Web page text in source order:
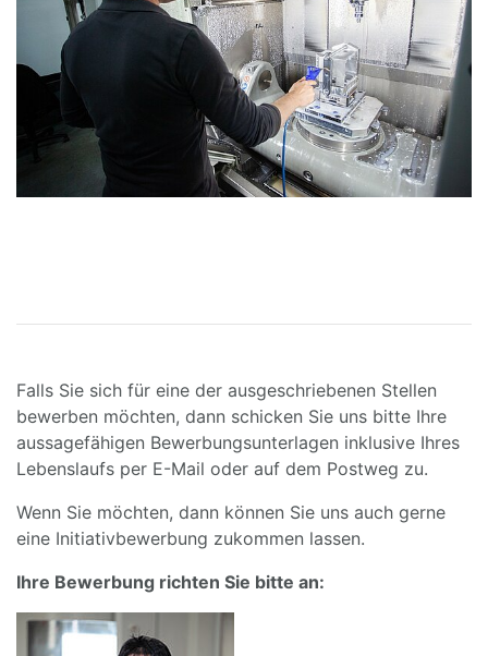
Falls Sie sich für eine der ausgeschriebenen Stellen
bewerben möchten, dann schicken Sie uns bitte Ihre
aussagefähigen Bewerbungsunterlagen inklusive Ihres
Lebenslaufs per E-Mail oder auf dem Postweg zu.
Wenn Sie möchten, dann können Sie uns auch gerne
eine Initiativbewerbung zukommen lassen.
Ihre Bewerbung richten Sie bitte an: